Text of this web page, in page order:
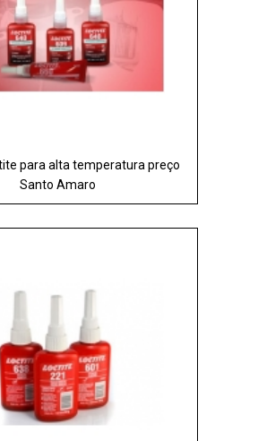
para alta temperatura preço
Santo Amaro